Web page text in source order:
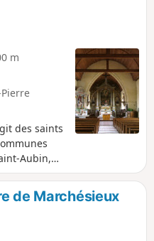
m
des saints
Aubin,
Quant au
il est lié à
proximité
Une
au
de Marchésieux